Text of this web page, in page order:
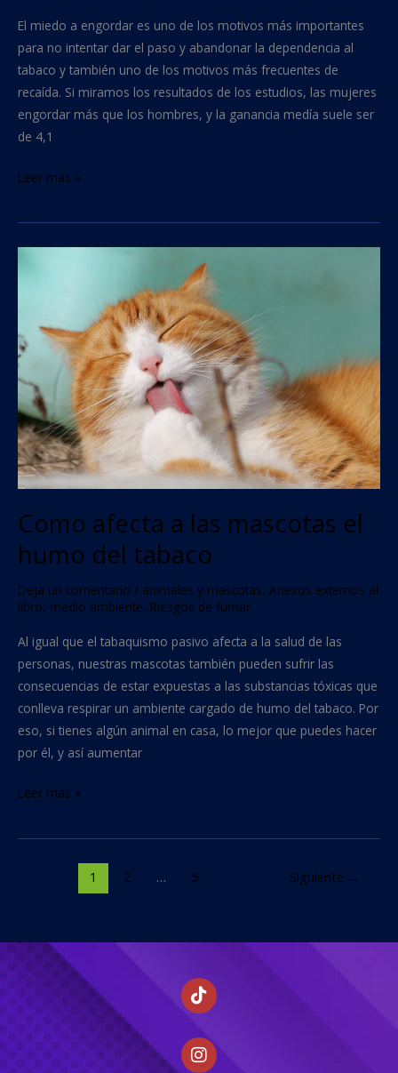
El miedo a engordar es uno de los motivos más importantes
para no intentar dar el paso y abandonar la dependencia al
tabaco y también uno de los motivos más frecuentes de
recaída. Si miramos los resultados de los estudios, las mujeres
engordar más que los hombres, y la ganancia medía suele ser
de 4,1
Leer más »
Como afecta a las mascotas el
humo del tabaco
Deja un comentario / animales y mascotas, Anexos externos al
libro, medio ambiente, Riesgos de fumar
Al igual que el tabaquismo pasivo afecta a la salud de las
personas, nuestras mascotas también pueden sufrir las
consecuencias de estar expuestas a las substancias tóxicas que
conlleva respirar un ambiente cargado de humo del tabaco. Por
eso, si tienes algún animal en casa, lo mejor que puedes hacer
por él, y así aumentar
mascotas
el
humo
del
tabaco
Leer más »
1 2 … 5 Siguiente →